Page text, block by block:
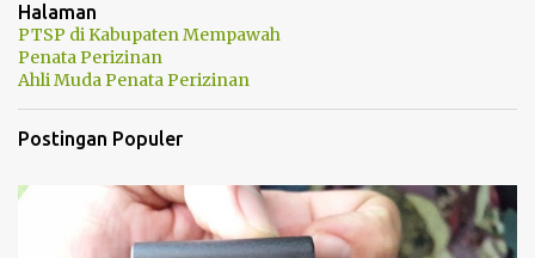
Halaman
PTSP di Kabupaten Mempawah
Penata Perizinan
Ahli Muda Penata Perizinan
Postingan Populer